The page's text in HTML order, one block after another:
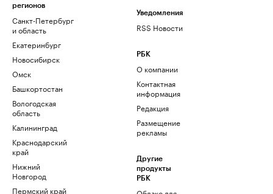
регионов
Санкт-Петербург
и область
Екатеринбург
Новосибирск
Омск
Башкортостан
Вологодская
область
Калининград
Краснодарский
край
Нижний
Новгород
Пермский край
Уведомления
RSS Новости
РБК
О компании
Контактная
информация
Редакция
Размещение
рекламы
Другие
продукты
РБК